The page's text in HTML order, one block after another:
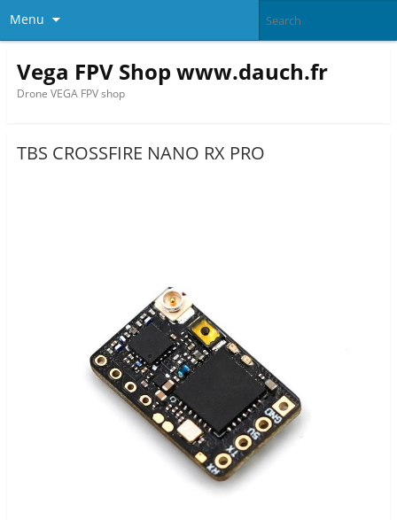
Menu
Vega FPV Shop www.dauch.fr
Drone VEGA FPV shop
TBS CROSSFIRE NANO RX PRO